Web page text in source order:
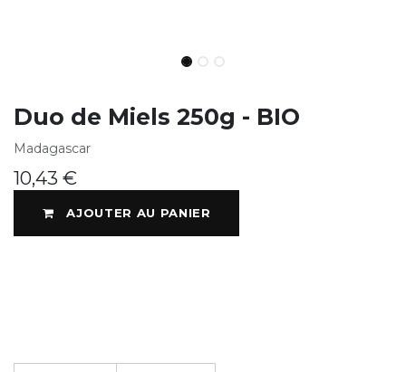
Duo de Miels 250g - BIO
Madagascar
10,43 €
AJOUTER AU PANIER